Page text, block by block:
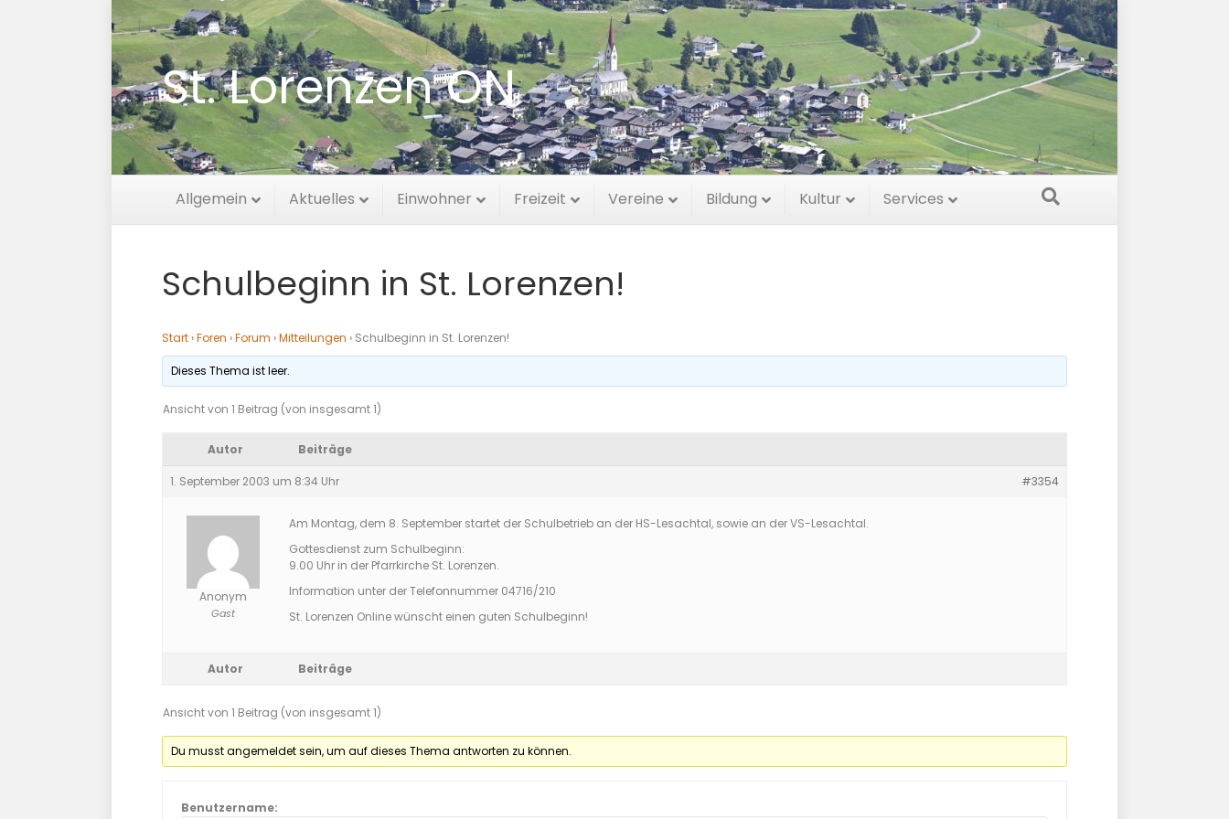
St. Lorenzen ON
Allgemein Aktuelles Einwohner Freizeit Vereine Bildung Kultur Services
Schulbeginn in St. Lorenzen!
Start ›Foren ›Forum ›Mitteilungen › Schulbeginn in St. Lorenzen!
Dieses Thema ist leer.
Ansicht von 1 Beitrag (von insgesamt 1)
Autor Beiträge
1. September 2003 um 8:34 Uhr #3354
Anonym
Gast
Am Montag, dem 8. September startet der Schulbetrieb an der HS-Lesachtal, sowie an der VS-Lesachtal.
Gottesdienst zum Schulbeginn:
9.00 Uhr in der Pfarrkirche St. Lorenzen.
Information unter der Telefonnummer 04716/210
St. Lorenzen Online wünscht einen guten Schulbeginn!
Autor Beiträge
Ansicht von 1 Beitrag (von insgesamt 1)
Du musst angemeldet sein, um auf dieses Thema antworten zu können.
Benutzername: